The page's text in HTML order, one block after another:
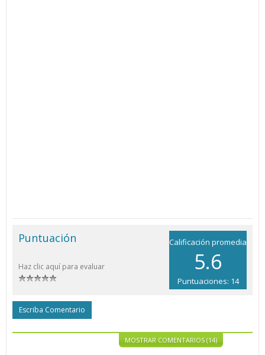
Calificación promedia
5.6
Puntuaciones: 14
Puntuación
Haz clic aquí para evaluar
Escriba Comentario
MOSTRAR COMENTARIOS (14)